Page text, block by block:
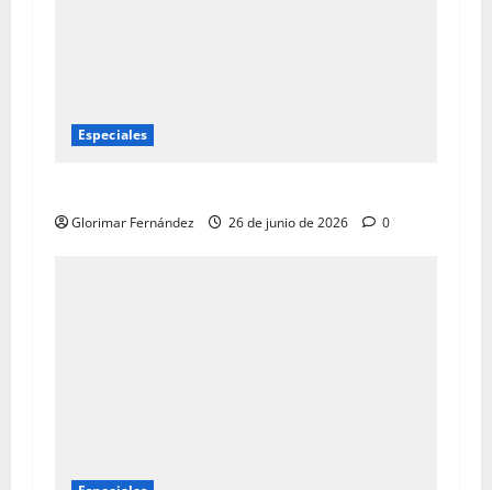
Especiales
Glorimar Fernández 26 de junio de 2026 0